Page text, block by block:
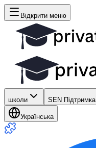
Відкрити меню
школи SEN Підтримка
Українська